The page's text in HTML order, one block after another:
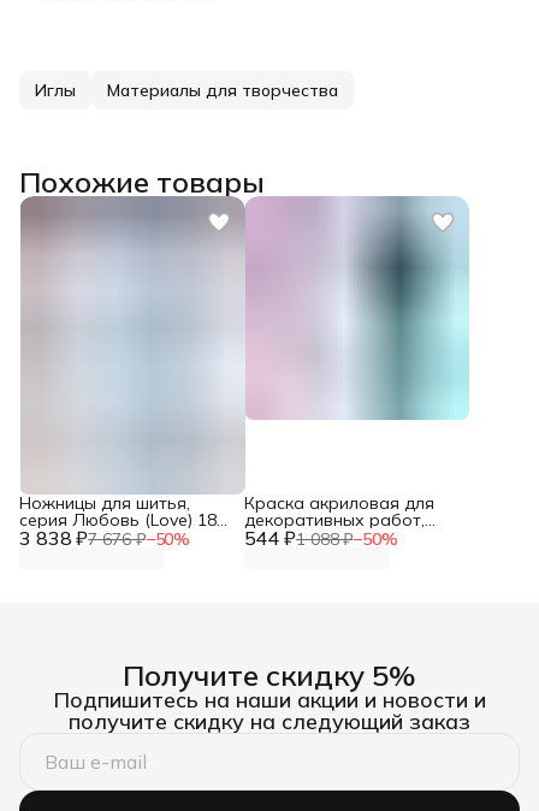
Иглы Материалы для творчества
Похожие товары
3 838 ₽7 676 ₽−50%
Ножницы для шитья,
серия Любовь (Love) 18
см, Prym, 610540 544 ₽1 088 ₽−50%
Краска акриловая для
декоративных работ,
перламутровая, 80 мл,
Получите скидку 5%
Подпишитесь на наши акции и новости и
получите скидку на следующий заказ